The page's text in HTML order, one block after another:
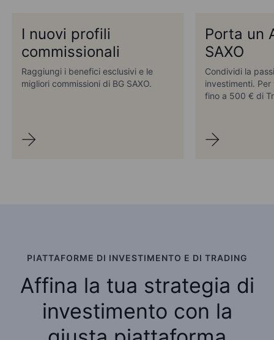
I nuovi profili
commissionali
Raggiungi i benefici esclusivi e le
migliori commissioni di BG SAXO.
Porta un
SAXO
Condividi la
investimenti.
fino a 500 € di
PIATTAFORME DI INVESTIMENTO E DI TRADING
Affina la tua strategia di
investimento con la